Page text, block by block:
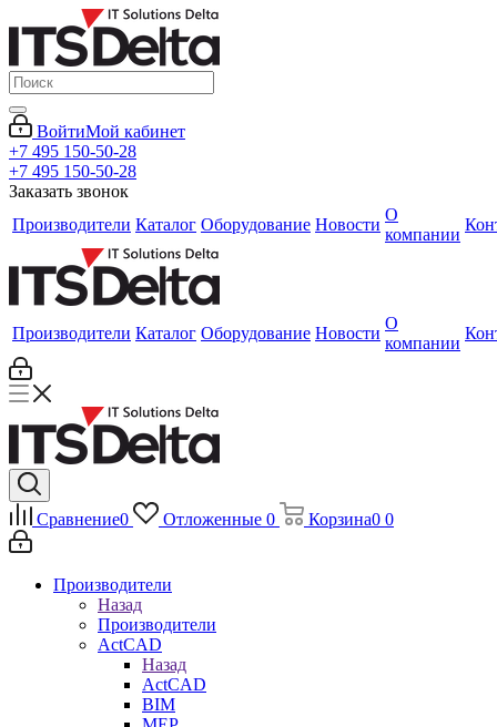
ВойтиМой кабинет
+7 495 150-50-28
+7 495 150-50-28
Заказать звонок
Производители Каталог Оборудование Новости
О
компании
Производители Каталог Оборудование Новости
О
компании
Сравнение0 Отложенные 0 Корзина0 0
Производители
Назад
Производители
ActCAD
Назад
ActCAD
BIM